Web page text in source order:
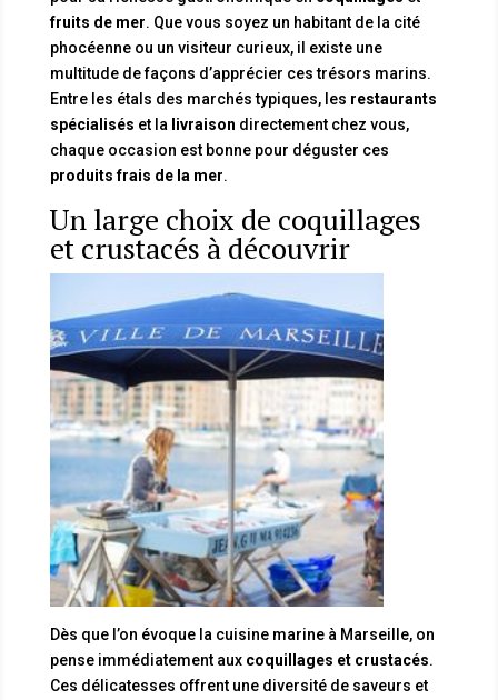
fruits de mer. Que vous soyez un habitant de la cité
phocéenne ou un visiteur curieux, il existe une
multitude de façons d’apprécier ces trésors marins.
Entre les étals des marchés typiques, les restaurants
spécialisés et la livraison directement chez vous,
chaque occasion est bonne pour déguster ces
produits frais de la mer.
Un large choix de coquillages
et crustacés à découvrir
Dès que l’on évoque la cuisine marine à Marseille, on
pense immédiatement aux coquillages et crustacés.
Ces délicatesses offrent une diversité de saveurs et